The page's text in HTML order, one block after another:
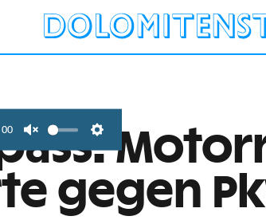
Unmute Settings
gegen